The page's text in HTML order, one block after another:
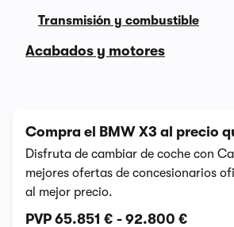
Transmisión y combustible
Acabados y motores
Compra el BMW X3 al precio
Disfruta de cambiar de coche con
mejores ofertas de concesionarios
al mejor precio.
PVP 65.851 € - 92.800 €